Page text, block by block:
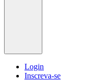
Login
Inscreva-se